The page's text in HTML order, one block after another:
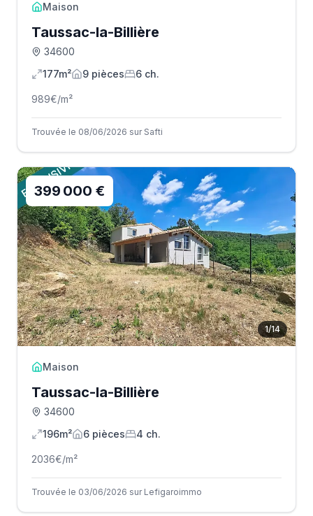
Maison
Taussac-la-Billière
34600
177m²
9 pièces 6 ch.
989€/m²
Trouvée le 08/06/2026 sur Safti
1/14
399 000 €
Maison
Taussac-la-Billière
34600
196m²
6 pièces 4 ch.
2036€/m²
Trouvée le 03/06/2026 sur Lefigaroimmo